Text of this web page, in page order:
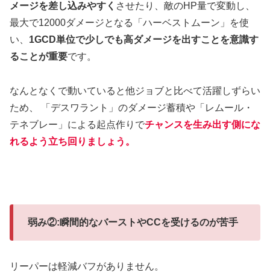
メージを差し込みやすく させたり、敵のHP量で変動し、
最大で12000ダメージとなる「ハーベストムーン」を使
い、 1GCD単位で少しでも高ダメージを出すことを意識す
ることが重要です。
なんとなくで動いていると他ジョブと比べて活躍しずらい
ため、 「デスワラント」のダメージ蓄積や「レムール・
テネブレー」による起点作りでチャンスを生み出す側にな
れるよう立ち回りましょう。
弱み②:瞬間的なバーストやCCを受けるのが苦手
リーパーは軽減バフがありません。